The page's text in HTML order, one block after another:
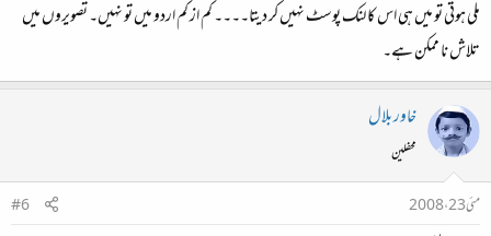
ملی ہوتی تو میں ہی اس کا لنک پوسٹ نہیں کر دیتا۔۔۔۔ کم از کم اردو میں تو نہیں۔ تصویروں میں
تلاش نا ممکن ہے۔
خاور بلال
محفلین
مئی 23، 2008
#6